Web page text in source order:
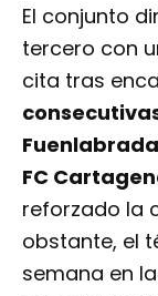
El conjunto
tercero con
cita tras
FC
reforzado la
obstante, el
semana en